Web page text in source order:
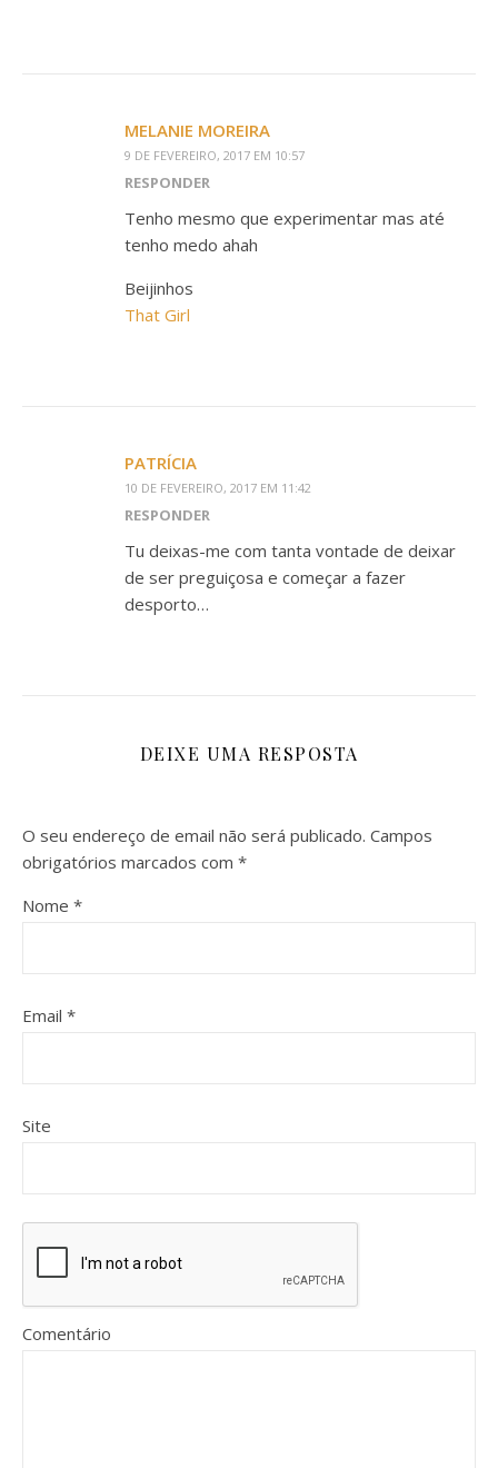
MELANIE MOREIRA
9 DE FEVEREIRO, 2017 EM 10:57
RESPONDER
Tenho mesmo que experimentar mas até
tenho medo ahah
Beijinhos
That Girl
PATRÍCIA
10 DE FEVEREIRO, 2017 EM 11:42
RESPONDER
Tu deixas-me com tanta vontade de deixar
de ser preguiçosa e começar a fazer
desporto…
DEIXE UMA RESPOSTA
O seu endereço de email não será publicado. Campos
obrigatórios marcados com *
Nome *
Email *
Site
Comentário